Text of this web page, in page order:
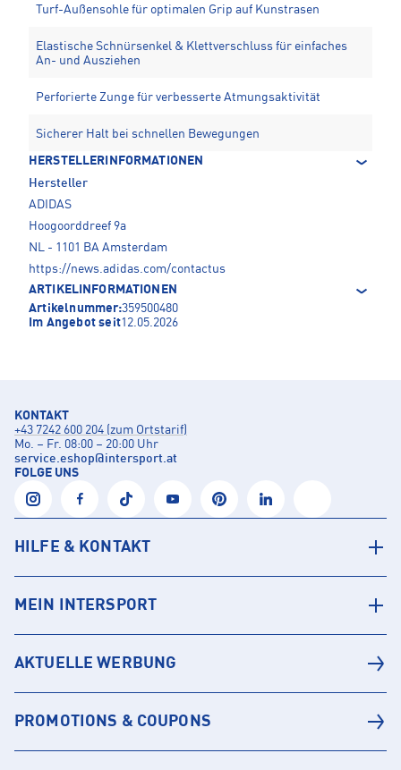
Turf-Außensohle für optimalen Grip auf Kunstrasen
Elastische Schnürsenkel & Klettverschluss für einfaches
An- und Ausziehen
Perforierte Zunge für verbesserte Atmungsaktivität
Sicherer Halt bei schnellen Bewegungen
HERSTELLERINFORMATIONEN
Hersteller
ADIDAS
Hoogoorddreef 9a
NL - 1101 BA Amsterdam
https://news.adidas.com/contactus
ARTIKELINFORMATIONEN
Artikelnummer:359500480
Im Angebot seit12.05.2026
KONTAKT
+43 7242 600 204 (zum Ortstarif)
Mo. – Fr. 08:00 – 20:00 Uhr
service.eshop@intersport.at
FOLGE UNS
HILFE & KONTAKT
MEIN INTERSPORT
AKTUELLE WERBUNG
PROMOTIONS & COUPONS